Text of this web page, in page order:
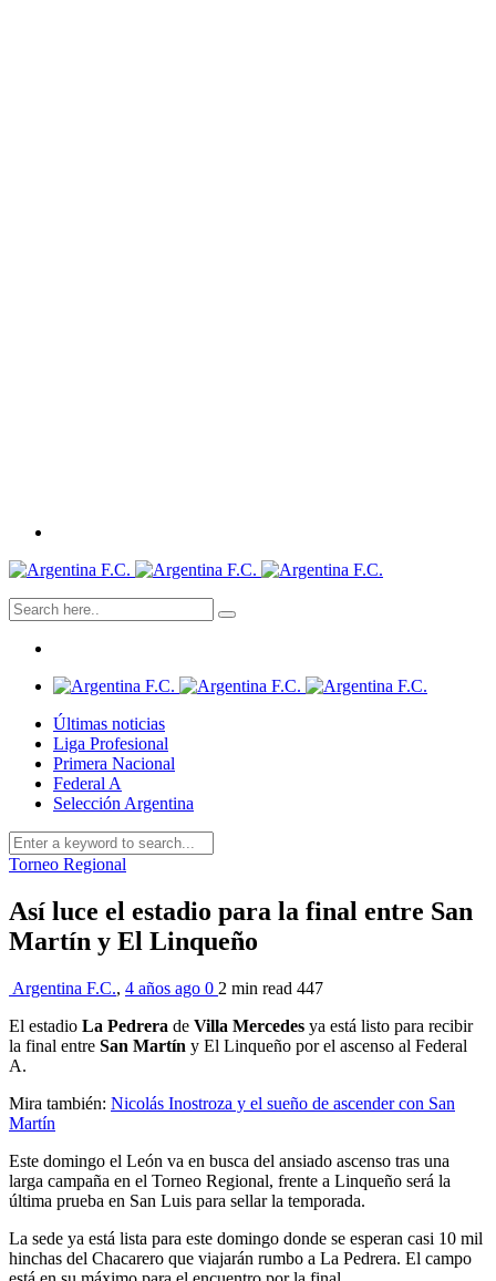
Últimas noticias
Liga Profesional
Primera Nacional
Federal A
Selección Argentina
Torneo Regional
Así luce el estadio para la final entre San
Martín y El Linqueño
Argentina F.C., 4 años ago 0 2 min read 447
El estadio La Pedrera de Villa Mercedes ya está listo para recibir
la final entre San Martín y El Linqueño por el ascenso al Federal
A.
Mira también: Nicolás Inostroza y el sueño de ascender con San
Martín
Este domingo el León va en busca del ansiado ascenso tras una
larga campaña en el Torneo Regional, frente a Linqueño será la
última prueba en San Luis para sellar la temporada.
La sede ya está lista para este domingo donde se esperan casi 10 mil
hinchas del Chacarero que viajarán rumbo a La Pedrera. El campo